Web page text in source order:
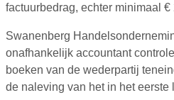
factuurbedrag, echter minimaal
Swanenberg
onafhankelijk accountant
boeken van de wederpartij
de naleving van het in het eerste